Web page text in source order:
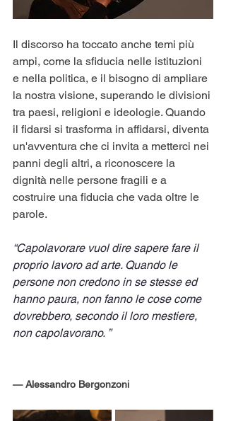
Il discorso ha toccato anche temi più
ampi, come la sfiducia nelle istituzioni
e nella politica, e il bisogno di ampliare
la nostra visione, superando le divisioni
tra paesi, religioni e ideologie. Quando
il fidarsi si trasforma in affidarsi, diventa
un'avventura che ci invita a metterci nei
panni degli altri, a riconoscere la
dignità nelle persone fragili e a
costruire una fiducia che vada oltre le
parole.
“Capolavorare vuol dire sapere fare il
proprio lavoro ad arte. Quando le
persone non credono in se stesse ed
hanno paura, non fanno le cose come
dovrebbero, secondo il loro mestiere,
non capolavorano. ”
— Alessandro Bergonzoni